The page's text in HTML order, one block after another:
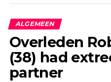
ALGEMEEN
Overleden
(38) had
partner